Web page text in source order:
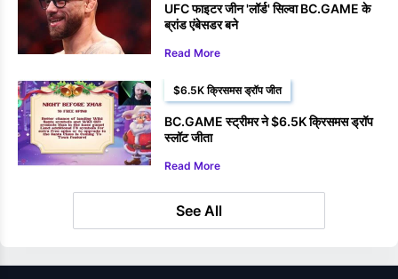
UFC फाइटर जीन 'लॉर्ड' सिल्वा BC.GAME के
ब्रांड एंबेसडर बने
Read More
$6.5K क्रिसमस ड्रॉप जीत
BC.GAME स्ट्रीमर ने $6.5K क्रिसमस ड्रॉप
स्लॉट जीता
Read More
See All